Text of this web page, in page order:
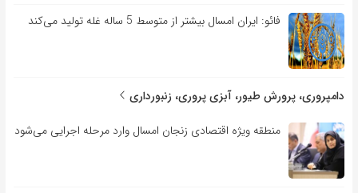
فائو: ایران امسال بیشتر از متوسط 5 ساله غله تولید می‌کند
دامپروری، پرورش طیور، آبزی پروری، زنبورداری
منطقه ویژه اقتصادی زنجان امسال وارد مرحله اجرایی می‌شود